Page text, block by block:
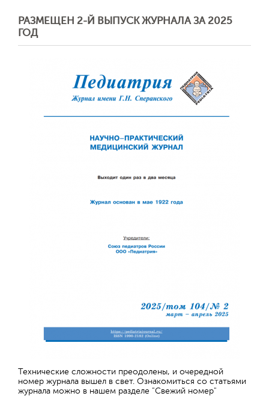
РАЗМЕЩЕН 2-Й ВЫПУСК ЖУРНАЛА ЗА 2025
ГОД
Технические сложности преодолены, и очередной
номер журнала вышел в свет. Ознакомиться со статьями
журнала можно в нашем разделе "Свежий номер"